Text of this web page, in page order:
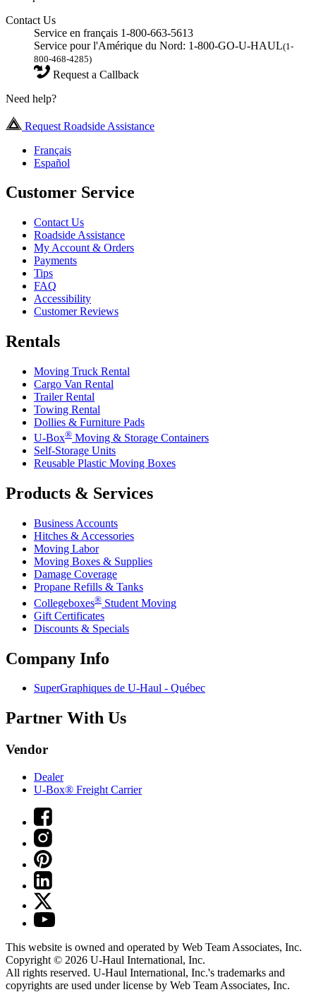
Contact Us
Service en français 1-800-663-5613
Service pour l'Amérique du Nord: 1-800-GO-U-HAUL(1-
800-468-4285)
Request a Callback
Need help?
Request Roadside Assistance
Français
Español
Customer Service
Contact Us
Roadside Assistance
My Account & Orders
Payments
Tips
FAQ
Accessibility
Customer Reviews
Rentals
Moving Truck Rental
Cargo Van Rental
Trailer Rental
Towing Rental
Dollies & Furniture Pads
U-Box® Moving & Storage Containers
Self-Storage Units
Reusable Plastic Moving Boxes
Products & Services
Business Accounts
Hitches & Accessories
Moving Labor
Moving Boxes & Supplies
Damage Coverage
Propane Refills & Tanks
Collegeboxes® Student Moving
Gift Certificates
Discounts & Specials
Company Info
SuperGraphiques de U-Haul - Québec
Partner With Us
Vendor
Dealer
U-Box® Freight Carrier
This website is owned and operated by Web Team Associates, Inc.
Copyright © 2026 U-Haul International, Inc.
All rights reserved. U-Haul International, Inc.'s trademarks and
copyrights are used under license by Web Team Associates, Inc.